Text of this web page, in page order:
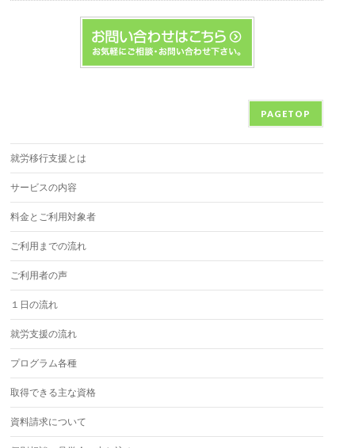
PAGETOP
就労移行支援とは
サービスの内容
料金とご利用対象者
ご利用までの流れ
ご利用者の声
１日の流れ
就労支援の流れ
プログラム各種
取得できる主な資格
資料請求について